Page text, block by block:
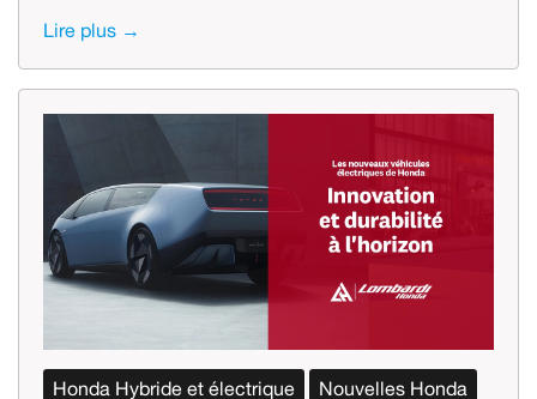
Lire plus →
Honda Hybride et électrique Nouvelles Honda